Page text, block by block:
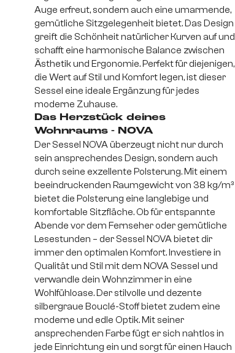
Auge erfreut, sondern auch eine umarmende,
gemütliche Sitzgelegenheit bietet. Das Design
greift die Schönheit natürlicher Kurven auf und
schafft eine harmonische Balance zwischen
Ästhetik und Ergonomie. Perfekt für diejenigen,
die Wert auf Stil und Komfort legen, ist dieser
Sessel eine ideale Ergänzung für jedes
moderne Zuhause.
Das Herzstück deines
Wohnraums - NOVA
Der Sessel NOVA überzeugt nicht nur durch
sein ansprechendes Design, sondern auch
durch seine exzellente Polsterung. Mit einem
beeindruckenden Raumgewicht von 38 kg/m³
bietet die Polsterung eine langlebige und
komfortable Sitzfläche. Ob für entspannte
Abende vor dem Fernseher oder gemütliche
Lesestunden – der Sessel NOVA bietet dir
immer den optimalen Komfort. Investiere in
Qualität und Stil mit dem NOVA Sessel und
verwandle dein Wohnzimmer in eine
Wohlfühloase. Der stilvolle und dezente
silbergraue Bouclé-Stoff bietet zudem eine
moderne und edle Optik. Mit seiner
ansprechenden Farbe fügt er sich nahtlos in
jede Einrichtung ein und sorgt für einen Hauch